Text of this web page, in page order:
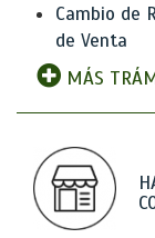
Cambio de
de Venta
MÁS